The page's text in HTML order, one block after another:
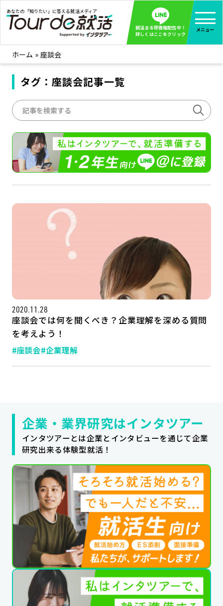
あなたの「知りたい」に答える就活メディア
就活まる得情報配信中！
詳しくはここをクリック
メニュー
就活ノウハウ 全て見る
企業まる見え！特捜部
みんなが知らない企業の裏側を徹底調査！
インタツアー活動レポ 全て見る
インタツアーを使ってどうだった？OBOG成功談
社会人インタビュー 全て見る
社会人になった今、就活を振り返ってみた
学生就活ブログ 全て見る
企業・業界研究はインタツアー
記事一覧
サイトマップ
ホーム » 座談会
タグ：座談会記事一覧
2020.11.28
座談会では何を聞くべき？企業理解を深める質問
を考えよう！
#座談会#企業理解
企業・業界研究はインタツアー
インタツアーとは企業とインタビューを通じて企業
研究出来る体験型就活！